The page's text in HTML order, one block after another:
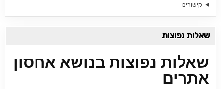
קישורים
שאלות נפוצות
שאלות נפוצות בנושא אחסון
אתרים